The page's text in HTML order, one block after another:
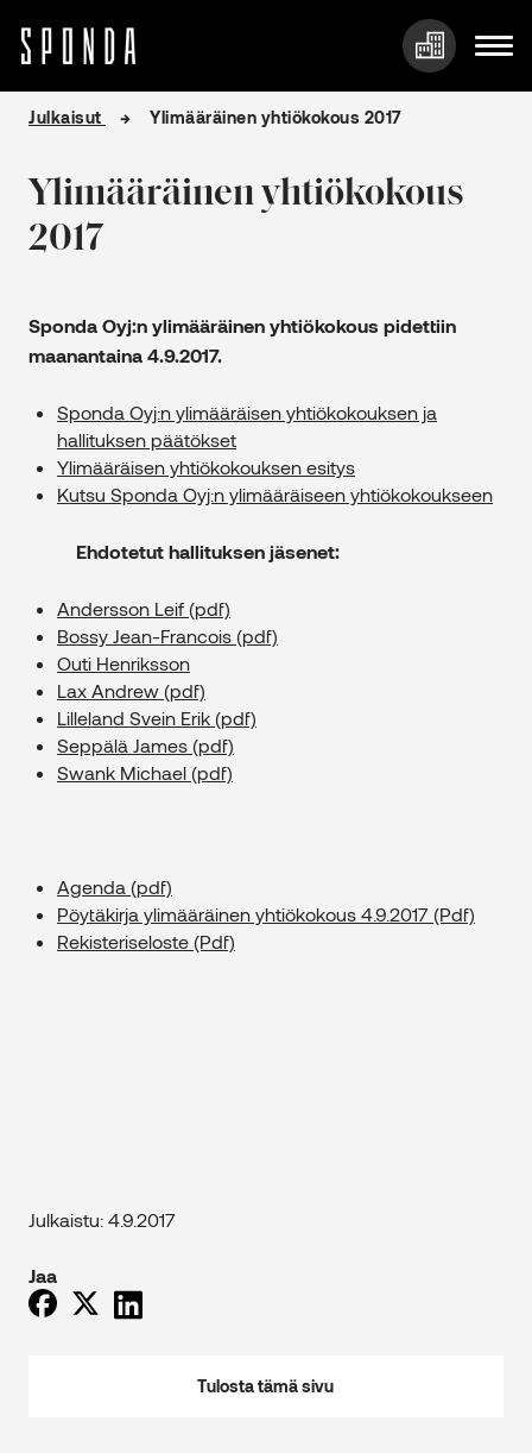
sisältöön
Julkaisut Ylimääräinen yhtiökokous 2017
Ylimääräinen yhtiökokous
2017
Sponda Oyj:n ylimääräinen yhtiökokous pidettiin
maanantaina 4.9.2017.
Sponda Oyj:n ylimääräisen yhtiökokouksen ja
hallituksen päätökset
Ylimääräisen yhtiökokouksen esitys
Kutsu Sponda Oyj:n ylimääräiseen yhtiökokoukseen
Ehdotetut hallituksen jäsenet:
Andersson Leif (pdf)
Bossy Jean-Francois (pdf)
Outi Henriksson
Lax Andrew (pdf)
Lilleland Svein Erik (pdf)
Seppälä James (pdf)
Swank Michael (pdf)
Agenda (pdf)
Pöytäkirja ylimääräinen yhtiökokous 4.9.2017 (Pdf)
Rekisteriseloste (Pdf)
Julkaistu: 4.9.2017
Jaa
Tulosta tämä sivu